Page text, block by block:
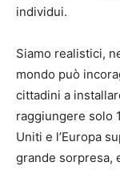
individui.
Siamo realistici,
mondo può
cittadini a
raggiungere solo
Uniti e l’Europa
grande sorpresa,